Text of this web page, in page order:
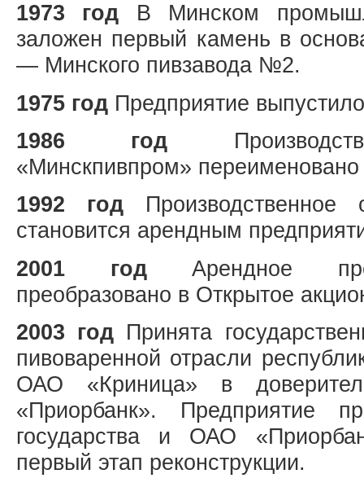
1973 год В Минском
заложен первый камень в
— Минского пивзавода №2.
1975 год Предприятие
1986 год
«Минскпивпром»
1992 год Производственное
становится арендным
2001 годАрендное
преобразовано в Открытое
2003 год Принята
пивоваренной отрасли
ОАО «Криница» в
«Приорбанк». Предприятие
государства и ОАО
первый этап реконструкции.